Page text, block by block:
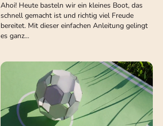
Ahoi! Heute basteln wir ein kleines Boot, das
schnell gemacht ist und richtig viel Freude
bereitet. Mit dieser einfachen Anleitung gelingt
es ganz…